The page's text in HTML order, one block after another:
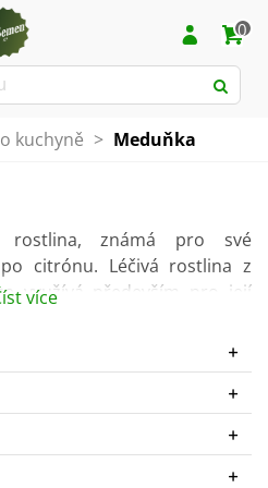
0
kuchyně > Meduňka
známá pro své
citrónu. Léčivá rostlina z
využívá především pro její
dokáže i zbavit stresu. V
příchuťpoužívá jako
či k dochucení různých
na pěstování
. Rostlina
více